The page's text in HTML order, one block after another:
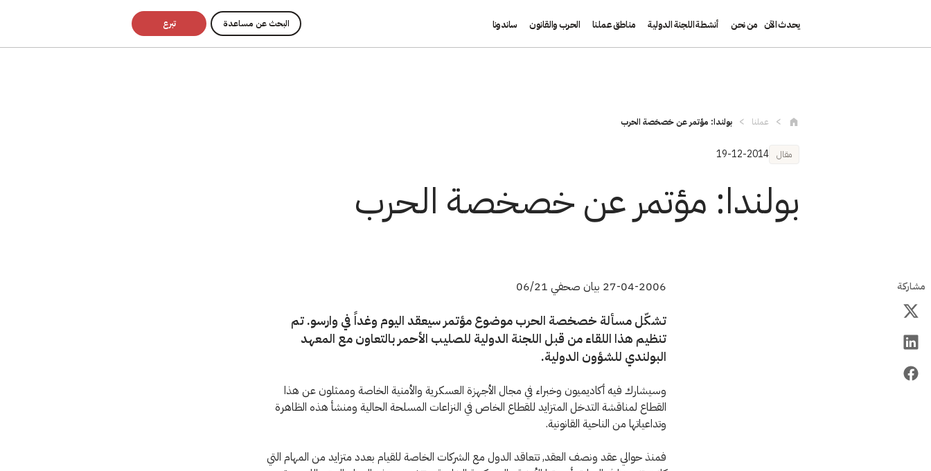
يحدث الآن من نحن أنشطة اللجنة الدولية مناطق عملنا الحرب والقانون ساندونا البحث عن مساعدة تبرع
عملنا بولندا: مؤتمر عن خصخصة الحرب
مقال 19-12-2014
بولندا: مؤتمر عن خصخصة الحرب
مشاركة 27-04-2006 بيان صحفي 06/21
تشكّل مسألة خصخصة الحرب موضوع مؤتمر سيعقد اليوم وغداً في وارسو. تم
تنظيم هذا اللقاء من قبل اللجنة الدولية للصليب الأحمر بالتعاون مع المعهد
البولندي للشؤون الدولية.
وسيشارك فيه أكاديميون وخبراء في مجال الأجهزة العسكرية والأمنية الخاصة وممثلون عن هذا
القطاع لمناقشة التدخل المتزايد للقطاع الخاص في النزاعات المسلحة الحالية ومنشأ هذه الظاهرة
وتداعياتها من الناحية القانونية.
فمنذ حوالي عقد ونصف العقد, تتعاقد الدول مع الشركات الخاصة للقيام بعدد متزايد من المهام التي